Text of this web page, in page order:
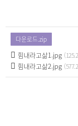
다운로드.zip
힘내라고삶1.jpg
힘내라고삶2.jpg